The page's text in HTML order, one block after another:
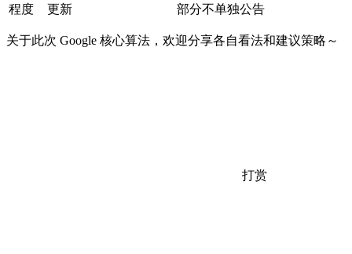
程度
更新
部分不单独公告
关于此次 Google 核心算法，欢迎分享各自看法和建议策略～
打赏